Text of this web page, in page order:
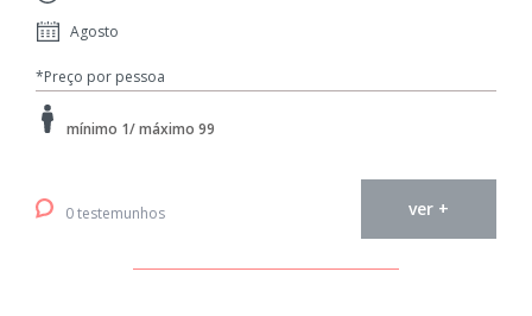
Agosto
*Preço por pessoa
mínimo 1/ máximo 99
0 testemunhos ver +